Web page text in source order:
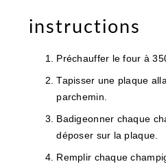
instructions
Préchauffer le four à
Tapisser une plaque
parchemin.
Badigeonner chaque
déposer sur la plaque.
Remplir chaque